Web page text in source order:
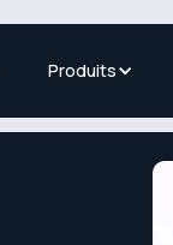
Produits